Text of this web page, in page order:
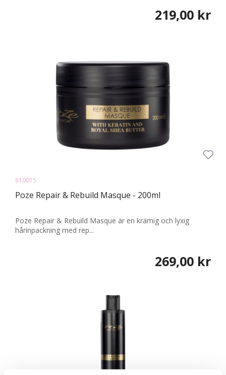
219,00 kr
810015
Poze Repair & Rebuild Masque - 200ml
Poze Repair & Rebuild Masque är en krämig och lyxig
hårinpackning med rep...
269,00 kr